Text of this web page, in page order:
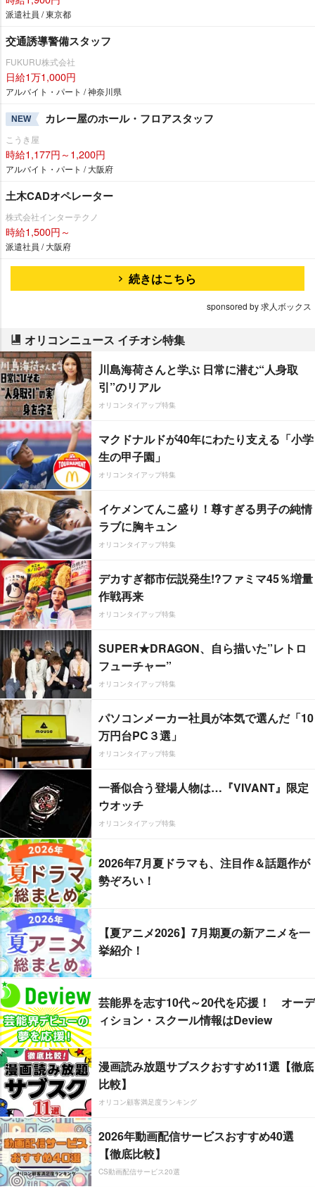
派遣社員 / 東京都
交通誘導警備スタッフ
FUKURU株式会社
日給1万1,000円
アルバイト・パート / 神奈川県
NEW カレー屋のホール・フロアスタッフ
こうき屋
時給1,177円～1,200円
アルバイト・パート / 大阪府
土木CADオペレーター
株式会社インターテクノ
時給1,500円～
派遣社員 / 大阪府
続きはこちら
sponsored by 求人ボックス
オリコンニュース イチオシ特集
川島海荷さんと学ぶ 日常に潜む“人身取
引”のリアル
オリコンタイアップ特集
マクドナルドが40年にわたり支える「小学
生の甲子園」
オリコンタイアップ特集
イケメンてんこ盛り！尊すぎる男子の純情
ラブに胸キュン
オリコンタイアップ特集
デカすぎ都市伝説発生!?ファミマ45％増量
作戦再来
オリコンタイアップ特集
SUPER★DRAGON、自ら描いた”レトロ
フューチャー”
オリコンタイアップ特集
パソコンメーカー社員が本気で選んだ「10
万円台PC３選」
オリコンタイアップ特集
一番似合う登場人物は…『VIVANT』限定
ウオッチ
オリコンタイアップ特集
2026年7月夏ドラマも、注目作＆話題作が
勢ぞろい！
【夏アニメ2026】7月期夏の新アニメを一
挙紹介！
芸能界を志す10代～20代を応援！ オーデ
ィション・スクール情報はDeview
漫画読み放題サブスクおすすめ11選【徹底
比較】
オリコン顧客満足度ランキング
2026年動画配信サービスおすすめ40選
【徹底比較】
CS動画配信サービス20選